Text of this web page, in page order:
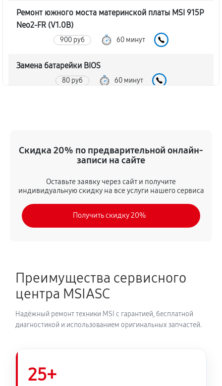
Ремонт южного моста материнской платы MSI 915P
Neo2-FR (V1.0B)
900 руб 60 минут
Замена батарейки BIOS
80 руб 60 минут
Скидка 20% по предварительной онлайн-
записи на сайте
Оставьте заявку через сайт и получите
индивидуальную скидку на все услуги нашего сервиса
Получить скидку 20%
Преимущества сервисного
центра MSIASC
Надёжный ремонт техники MSI с гарантией, бесплатной
диагностикой и использованием оригинальных запчастей.
25+